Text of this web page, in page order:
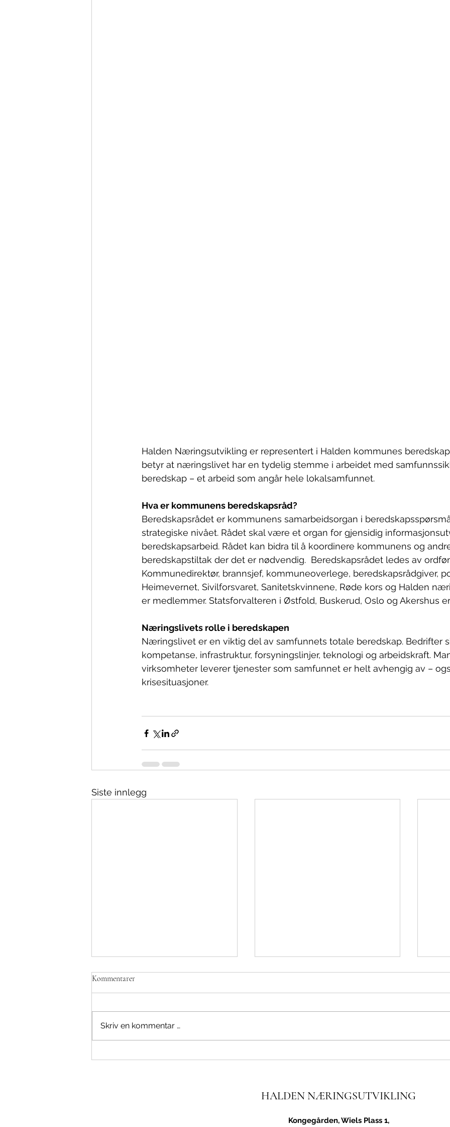
Halden Næringsutvikling er representert i Halden kommunes
betyr at næringslivet har en tydelig stemme i arbeidet med
beredskap – et arbeid som angår hele lokalsamfunnet.
Hva er kommunens beredskapsråd?
Beredskapsrådet er kommunens samarbeidsorgan i
strategiske nivået. Rådet skal være et organ for gjensidig
beredskapsarbeid. Rådet kan bidra til å koordinere kommunens og
beredskapstiltak der det er nødvendig.  Beredskapsrådet ledes av
Kommunedirektør, brannsjef, kommuneoverlege, beredskapsrådgiver,
Heimevernet, Sivilforsvaret, Sanitetskvinnene, Røde kors og Halden
er medlemmer. Statsforvalteren i Østfold, Buskerud, Oslo og Akershus
Næringslivets rolle i beredskapen
Næringslivet er en viktig del av samfunnets totale beredskap. Bedrifter
kompetanse, infrastruktur, forsyningslinjer, teknologi og arbeidskraft.
virksomheter leverer tjenester som samfunnet er helt avhengig av –
krisesituasjoner.
Siste innlegg
Kommentarer
Skriv en kommentar …
HALDEN NÆRINGSUTVIKLING
Kongegården, Wiels Plass 1,